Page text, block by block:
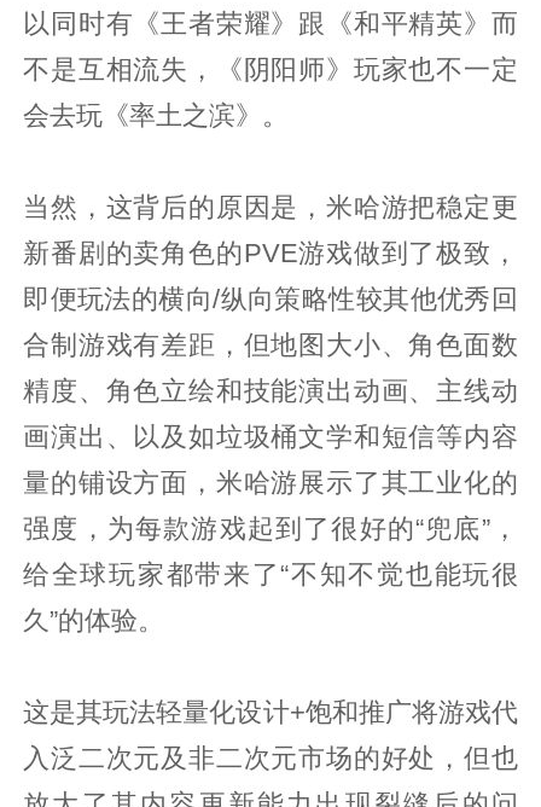
以同时有《王者荣耀》跟《和平精英》而
不是互相流失，《阴阳师》玩家也不一定
会去玩《率土之滨》。
当然，这背后的原因是，米哈游把稳定更
新番剧的卖角色的PVE游戏做到了极致，
即便玩法的横向/纵向策略性较其他优秀回
合制游戏有差距，但地图大小、角色面数
精度、角色立绘和技能演出动画、主线动
画演出、以及如垃圾桶文学和短信等内容
量的铺设方面，米哈游展示了其工业化的
强度，为每款游戏起到了很好的“兜底”，
给全球玩家都带来了“不知不觉也能玩很
久”的体验。
这是其玩法轻量化设计+饱和推广将游戏代
入泛二次元及非二次元市场的好处，但也